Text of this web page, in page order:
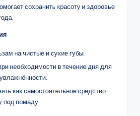
сохранить красоту и здоровье
на чистые и сухие губы.
необходимости в течение дня для
как самостоятельное средство
под помаду.